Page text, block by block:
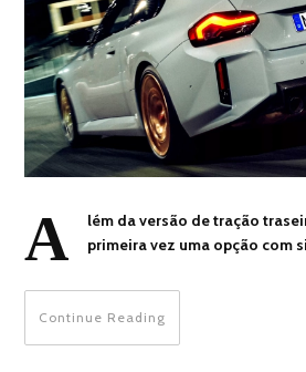
A
lém da versão de tração
primeira vez uma opção com
Continue Reading